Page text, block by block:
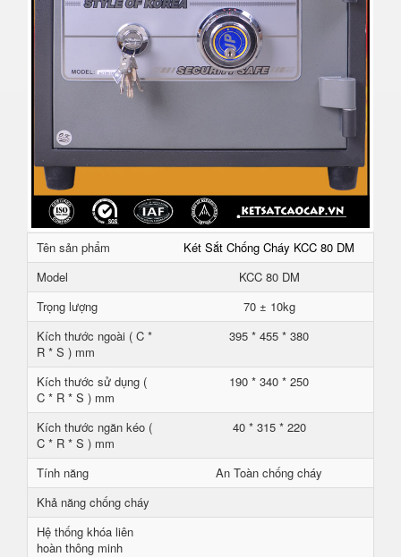
Tên sản phẩm
Két Sắt Chống Cháy KCC 80 DM
Model
KCC 80 DM
Trọng lượng
70 ± 10kg
Kích thước ngoài ( C *
R * S ) mm
395 * 455 * 380
Kích thước sử dụng (
C * R * S ) mm
190 * 340 * 250
Kích thước ngăn kéo (
C * R * S ) mm
40 * 315 * 220
Tính năng
An Toàn chống cháy
Khả năng chống cháy
Hệ thống khóa liên
hoàn thông minh